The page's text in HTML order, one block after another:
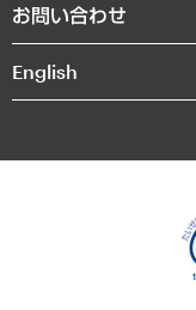
インドネシア現地法人
個人情報保護方針
お問い合わせ
English